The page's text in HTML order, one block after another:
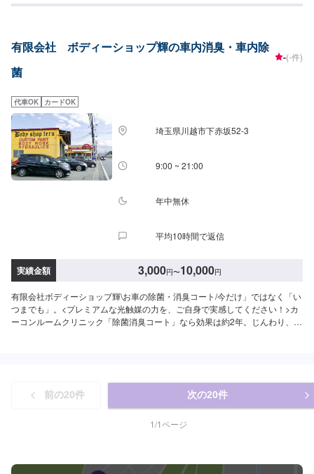
かにも、中古車販売,、新車販売、カーリースやレンタカーもやっておりま
ていただいてますので、お得にご利用できます。お客様の愛車のメンテナン
有限会社 ボディーショップ輝の車内消臭・車内除
菌
-(-件)
代車OK カードOK
埼玉県川越市下赤坂52‐3
9:00 ~ 21:00
年中無休
平均10時間で返信
実績金額 3,000円〜10,000円
有限会社ボディーショップ輝\お車の除菌・消臭コート/今だけ」ではなく「い
つまでも」。<プレミアムな光触媒の力を、ご自身で実感してください！>カ
ーコンルームクリニック「除菌消臭コート」なら効果は約2年。じんわり、長
効果は異なります。お車の状態により除菌・消臭開始時間および継続期間は
異なります。革製シート車には施工できません。芳香剤の香りを分解するこ
とがあります。<代車について>代車をご用意しています。お車の作業中は代
車をご利用ください。※代車の燃料代はお客様にご負担いただいております。
前の20件 次の20件
1/1ページ